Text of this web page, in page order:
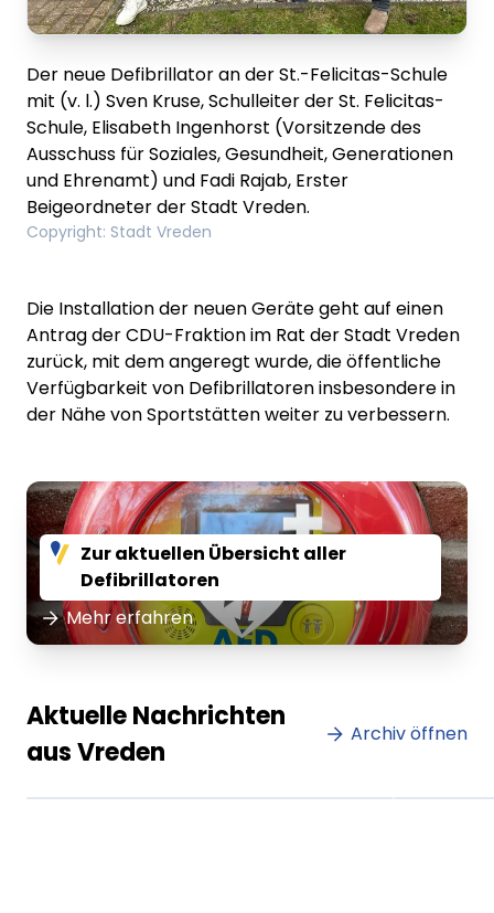
Der neue Defibrillator an der St.-Felicitas-Schule
mit (v. l.) Sven Kruse, Schulleiter der St. Felicitas-
Schule, Elisabeth Ingenhorst (Vorsitzende des
Ausschuss für Soziales, Gesundheit, Generationen
und Ehrenamt) und Fadi Rajab, Erster
Beigeordneter der Stadt Vreden.
Copyright: Stadt Vreden
Die Installation der neuen Geräte geht auf einen
Antrag der CDU-Fraktion im Rat der Stadt Vreden
zurück, mit dem angeregt wurde, die öffentliche
Verfügbarkeit von Defibrillatoren insbesondere in
der Nähe von Sportstätten weiter zu verbessern.
Zur aktuellen Übersicht aller
Defibrillatoren
Mehr erfahren
Aktuelle Nachrichten
aus Vreden
Archiv öffnen
Lorem ipsum Lorem ipsum